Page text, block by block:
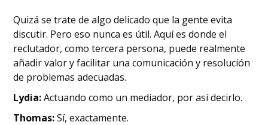
Quizá se trate de algo delicado que la gente evita
discutir. Pero eso nunca es útil. Aquí es donde el
reclutador, como tercera persona, puede realmente
añadir valor y facilitar una comunicación y resolución
de problemas adecuadas.
Lydia:Actuando como un mediador, por así decirlo.
Thomas:Sí, exactamente.